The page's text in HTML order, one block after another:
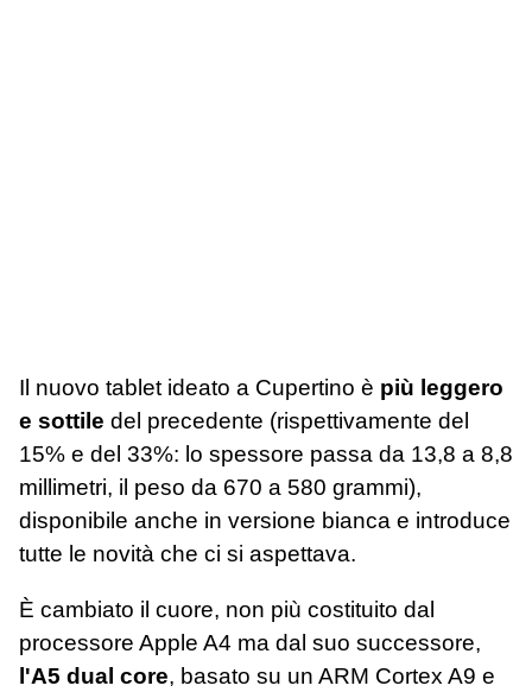
Il nuovo tablet ideato a Cupertino è più leggero
e sottile del precedente (rispettivamente del
15% e del 33%: lo spessore passa da 13,8 a 8,8
millimetri, il peso da 670 a 580 grammi),
disponibile anche in versione bianca e introduce
tutte le novità che ci si aspettava.
È cambiato il cuore, non più costituito dal
processore Apple A4 ma dal suo successore,
l'A5 dual core, basato su un ARM Cortex A9 e